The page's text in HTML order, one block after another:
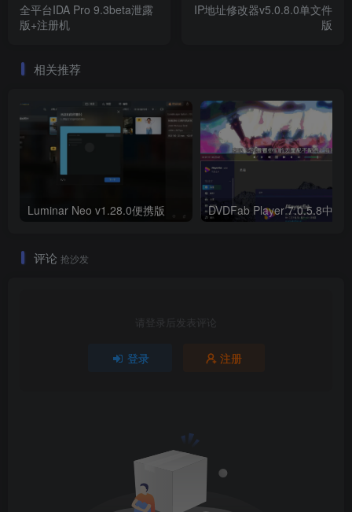
全平台IDA Pro 9.3beta泄露
版+注册机
IP地址修改器v5.0.8.0单文件
版
相关推荐
Luminar Neo v1.28.0便携版 DVDFab Player 7.0.5.8中文
评论 抢沙发
请登录后发表评论
登录 注册